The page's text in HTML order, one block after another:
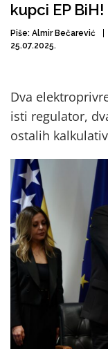
kupci EP BiH!
Piše: Almir Bečarević
25.07.2025.
Dva
isti regulator,
ostalih